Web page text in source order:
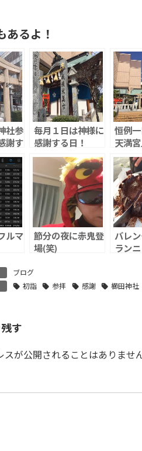
あるよ！
社参
謝す
毎月１日は神様に
感謝する日！
恒例
天満宮
ルマ
節分の夜に赤鬼登
場(笑)
バレ
ラン
ブログ
初詣 参拝 感謝 櫛田神社
す
スが公開されることはありません